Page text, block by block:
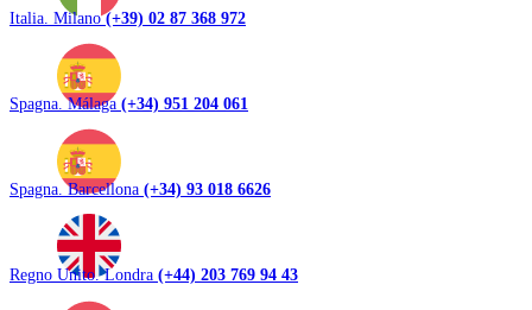
Italia. Milano(+39) 02 87 368 972
Spagna. Málaga (+34) 951 204 061
Spagna. Barcellona (+34) 93 018 6626
Regno Unito. Londra (+44) 203 769 94 43